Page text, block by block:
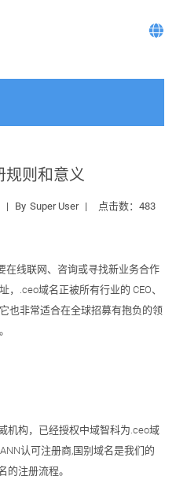
规则和意义
By Super User 点击数：483
在线联网、咨询或寻找新业务合作
.ceo域名正被所有行业的 CEO、
也非常适合在全球招募有抱负的领
机构，已经授权中域智科为.ceo域
认可注册商,国别域名是我们的
的注册流程。